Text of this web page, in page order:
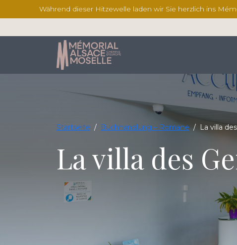
Während dieser Hitzewelle laden wir Sie herzlich ins
Startseite / Buchhandlung – Romane / La villa
La villa des